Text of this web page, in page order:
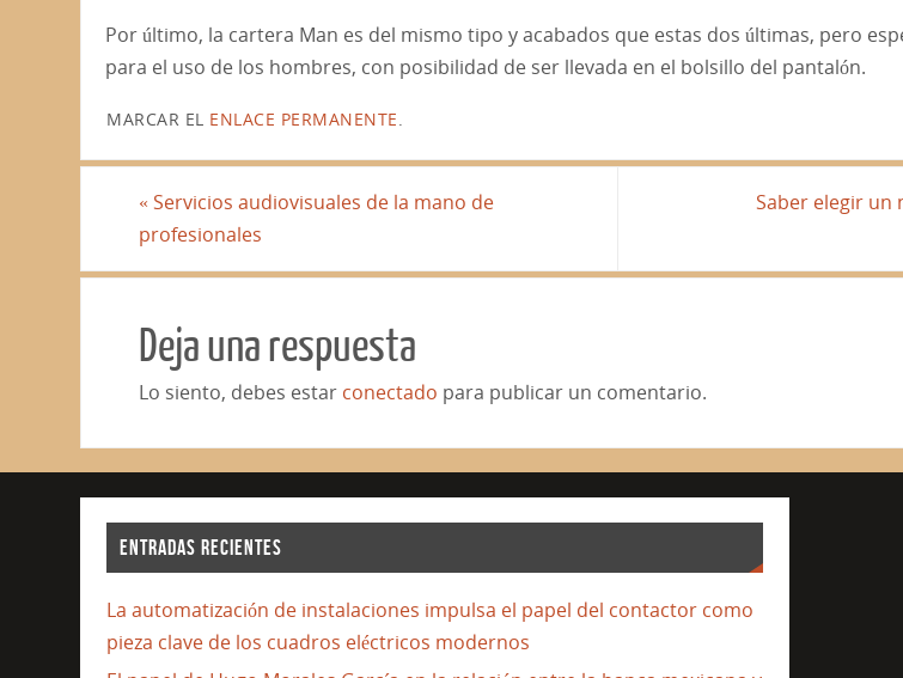
Por último, la cartera Man es del mismo tipo y acabados que estas dos últimas, pero
para el uso de los hombres, con posibilidad de ser llevada en el bolsillo del pantalón.
MARCAR EL ENLACE PERMANENTE
« Servicios audiovisuales de la mano de
profesionales
Saber elegir un
Deja una respuesta
Lo siento, debes estar conectado para publicar un comentario.
ENTRADAS RECIENTES
La automatización de instalaciones impulsa el papel del contactor como
pieza clave de los cuadros eléctricos modernos